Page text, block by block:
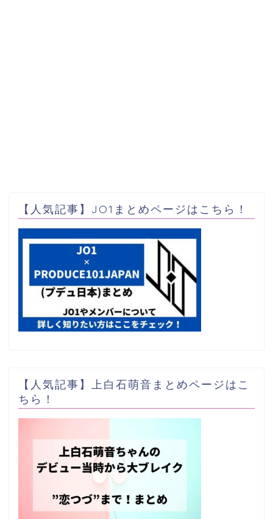
【人気記事】JO1まとめページはこちら！
【人気記事】上白石萌音まとめページはこ
ちら！